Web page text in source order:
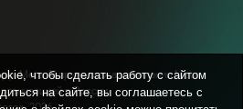
Meta AI принадлежат компании Meta,
в России.
чтобы сделать работу с сайтом
на сайте, вы соглашаетесь с